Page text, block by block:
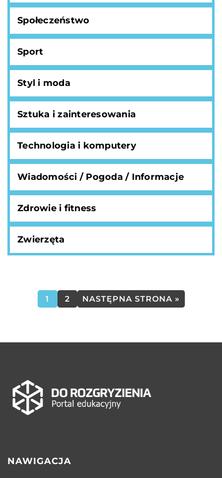
Społeczeństwo
Sport
Styl i moda
Sztuka i zainteresowania
Technologia i komputery
Wiadomości / Pogoda / Informacje
Zdrowie i fitness
Zwierzęta
1 2 NASTĘPNA STRONA »
NAWIGACJA